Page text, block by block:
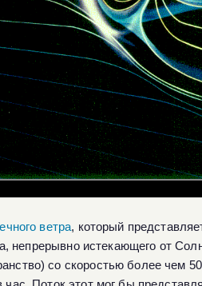
ветра, который
непрерывно истекающего от
со скоростью более чем